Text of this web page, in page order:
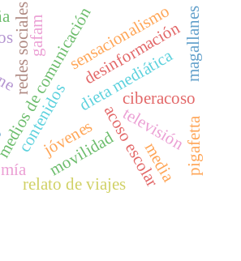
dieta mediática
jóvenes
comunicación
redes sociales desinformación
acoso escolar
ciberacoso
sensacionalismo
televisión
movilidad
contenidos
relato de viajes
magallanes
pigafetta
media
gafam